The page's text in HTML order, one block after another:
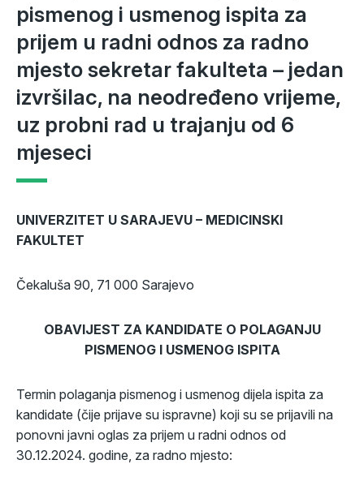
pismenog i usmenog ispita za
prijem u radni odnos za radno
mjesto sekretar fakulteta – jedan
izvršilac, na neodređeno vrijeme,
uz probni rad u trajanju od 6
mjeseci
UNIVERZITET U SARAJEVU – MEDICINSKI
FAKULTET
Čekaluša 90, 71 000 Sarajevo
OBAVIJEST ZA KANDIDATE O POLAGANJU
PISMENOG I USMENOG ISPITA
Termin polaganja pismenog i usmenog dijela ispita za
kandidate (čije prijave su ispravne) koji su se prijavili na
ponovni javni oglas za prijem u radni odnos od
30.12.2024. godine, za radno mjesto: